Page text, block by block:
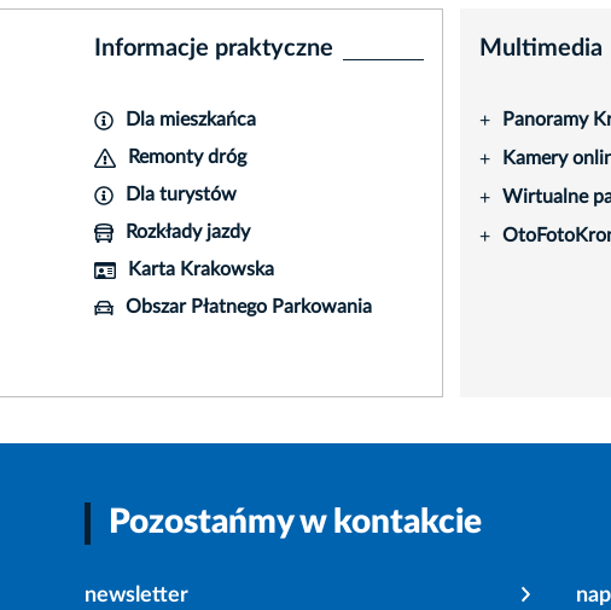
Informacje praktyczne
Dla mieszkańca
Remonty dróg
Dla turystów
Rozkłady jazdy
Karta Krakowska
Obszar Płatnego Parkowania
Multimedia
+ Panoramy
+ Kamery
+ Wirtualne
+
Pozostańmy w kontakcie
newsletter